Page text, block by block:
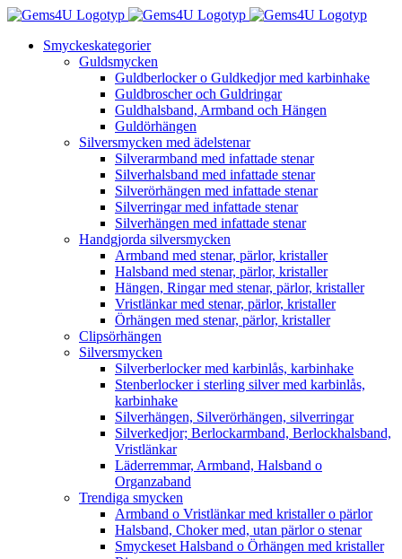
Fortsätt
innehålletSmyckeskategorier
Guldsmycken
Guldberlocker o Guldkedjor med karbinhake
Guldbroscher och Guldringar
Guldhalsband, Armband och Hängen
Guldörhängen
Silversmycken med ädelstenar
Silverarmband med infattade stenar
Silverhalsband med infattade stenar
Silverörhängen med infattade stenar
Silverringar med infattade stenar
Silverhängen med infattade stenar
Handgjorda silversmycken
Armband med stenar, pärlor, kristaller
Halsband med stenar, pärlor, kristaller
Hängen, Ringar med stenar, pärlor, kristaller
Vristlänkar med stenar, pärlor, kristaller
Örhängen med stenar, pärlor, kristaller
Clipsörhängen
Silversmycken
Silverberlocker med karbinlås, karbinhake
Stenberlocker i sterling silver med karbinlås,
karbinhake
Silverhängen, Silverörhängen, silverringar
Silverkedjor; Berlockarmband, Berlockhalsband,
Vristlänkar
Läderremmar, Armband, Halsband o
Organzaband
Trendiga smycken
Armband o Vristlänkar med kristaller o pärlor
Halsband, Choker med, utan pärlor o stenar
Smyckeset Halsband o Örhängen med kristaller